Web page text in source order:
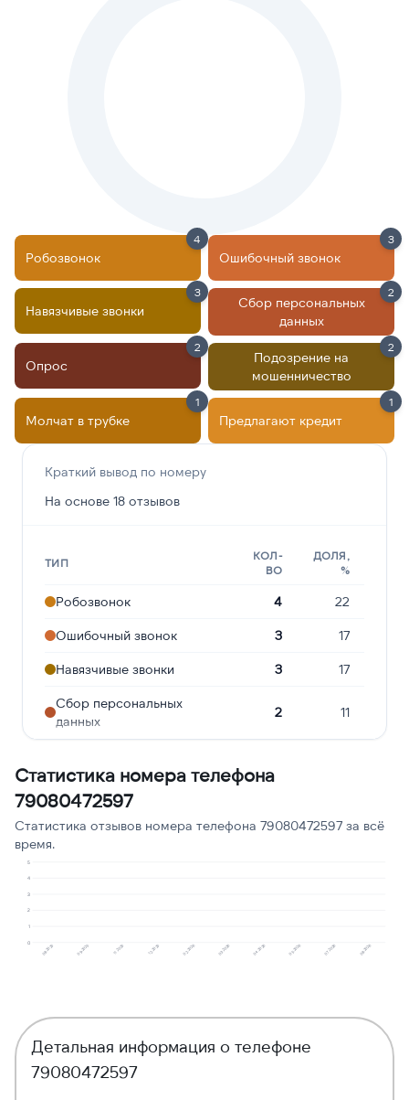
Робозвонок
4
Ошибочный звонок
3
Навязчивые звонки
3
Сбор персональных
данных
2
Опрос
2
Подозрение на
мошенничество
2
Молчат в трубке
1
Предлагают кредит
1
Краткий вывод по номеру
На основе 18 отзывов
ТИП
КОЛ-
ВО
ДОЛЯ,
%
Робозвонок 4 22
Ошибочный звонок 3 17
Навязчивые звонки 3 17
Сбор персональных
данных
2 11
мошенничество
Статистика номера телефона
79080472597
Статистика отзывов номера телефона 79080472597 за всё
время.
0
1
2
3
4
5
08.2025 09.2025 11.2025 12.2025 02.2026 03.2026 04.2026 05.2026 07.2026 08.2026
Детальная информация о телефоне
79080472597